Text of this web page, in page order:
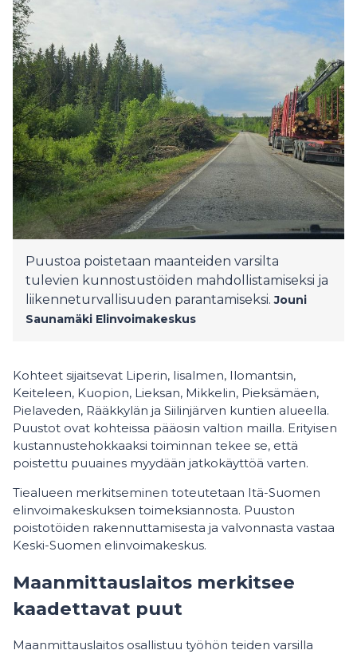
Puustoa poistetaan maanteiden varsilta
tulevien kunnostustöiden mahdollistamiseksi ja
liikenneturvallisuuden parantamiseksi. Jouni
Saunamäki Elinvoimakeskus
Kohteet sijaitsevat Liperin, Iisalmen, Ilomantsin,
Keiteleen, Kuopion, Lieksan, Mikkelin, Pieksämäen,
Pielaveden, Rääkkylän ja Siilinjärven kuntien alueella.
Puustot ovat kohteissa pääosin valtion mailla. Erityisen
kustannustehokkaaksi toiminnan tekee se, että
poistettu puuaines myydään jatkokäyttöä varten.
Tiealueen merkitseminen toteutetaan Itä-Suomen
elinvoimakeskuksen toimeksiannosta. Puuston
poistotöiden rakennuttamisesta ja valvonnasta vastaa
Keski-Suomen elinvoimakeskus.
Maanmittauslaitos merkitsee
kaadettavat puut
Maanmittauslaitos osallistuu työhön teiden varsilla